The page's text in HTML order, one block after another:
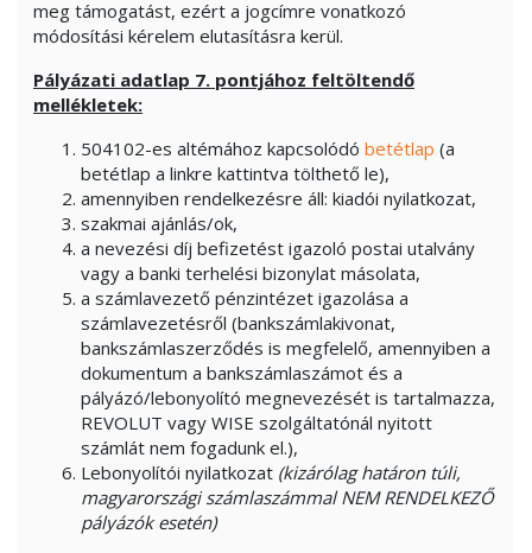
meg támogatást, ezért a jogcímre vonatkozó
módosítási kérelem elutasításra kerül.
Pályázati adatlap 7. pontjához feltöltendő
mellékletek:
504102-es altémához kapcsolódó betétlap (a
betétlap a linkre kattintva tölthető le),
amennyiben rendelkezésre áll: kiadói nyilatkozat,
szakmai ajánlás/ok,
a nevezési díj befizetést igazoló postai utalvány
vagy a banki terhelési bizonylat másolata,
a számlavezető pénzintézet igazolása a
számlavezetésről (bankszámlakivonat,
bankszámlaszerződés is megfelelő, amennyiben a
dokumentum a bankszámlaszámot és a
pályázó/lebonyolító megnevezését is tartalmazza,
REVOLUT vagy WISE szolgáltatónál nyitott
számlát nem fogadunk el.),
Lebonyolítói nyilatkozat (kizárólag határon túli,
magyarországi számlaszámmal NEM RENDELKEZŐ
pályázók esetén)